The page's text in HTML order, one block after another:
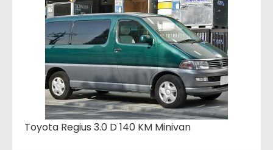
Toyota Regius 3.0 D 140 KM Minivan